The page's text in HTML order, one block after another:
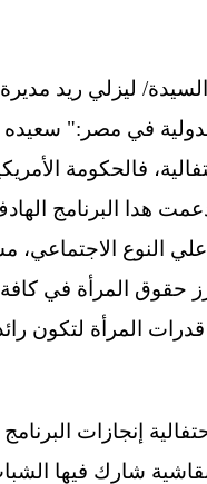
ليزلي ريد مديرة
الدولية في مصر:"
فالحكومة
دعمت هدا البرنامج
النوع الاجتماعي،
حقوق المرأة في
قدرات المرأة لتكون
إنجازات
شارك فيها